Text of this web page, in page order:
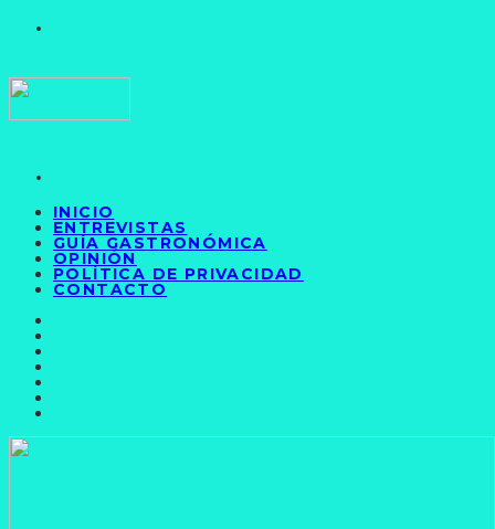
INICIO
ENTREVISTAS
GUÍA GASTRONÓMICA
OPINIÓN
POLÍTICA DE PRIVACIDAD
CONTACTO